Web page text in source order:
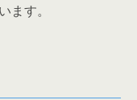
ます。